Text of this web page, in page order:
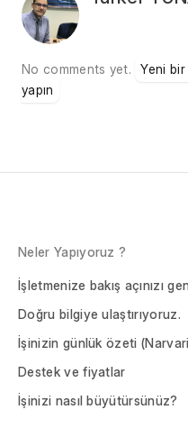
No comments yet.
Yeni
yapın
Neler Yapıyoruz ?
İşletmenize bakış açınızı
Doğru bilgiye ulaştırıyoruz.
İşinizin günlük özeti
Destek ve fiyatlar
İşinizi nasıl büyütürsünüz?